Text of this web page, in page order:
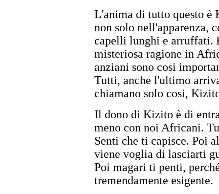
L'anima di tutto questo è
non solo nell'apparenza,
capelli lunghi e arruffati.
misteriosa ragione in
anziani sono cosi
Tutti, anche l'ultimo
chiamano solo cosi,
Il dono di Kizito è di
meno con noi Africani.
Senti che ti capisce. Poi
viene voglia di lasciarti
Poi magari ti penti,
tremendamente esigente.